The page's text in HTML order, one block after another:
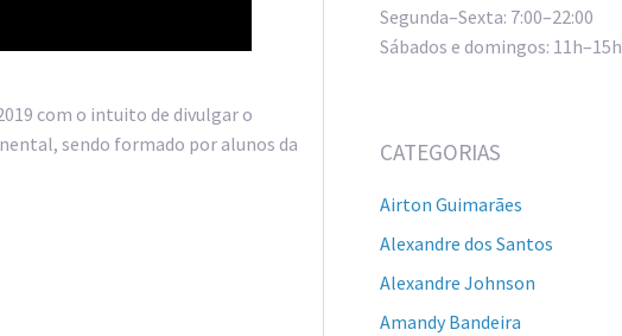
com o intuito de divulgar o
sendo formado por alunos da
Segunda–Sexta: 7:00–22:00
Sábados e domingos: 11h–15h
CATEGORIAS
Airton Guimarães
Alexandre dos Santos
Alexandre Johnson
Amandy Bandeira